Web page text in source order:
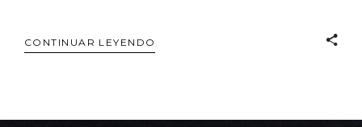
CONTINUAR LEYENDO